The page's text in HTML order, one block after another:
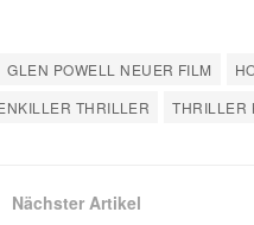
GLEN POWELL NEUER FILM
THRILLER THRILLER
Nächster Artikel